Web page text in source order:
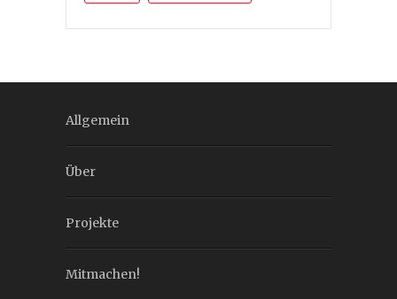
Allgemein
Über
Projekte
Mitmachen!